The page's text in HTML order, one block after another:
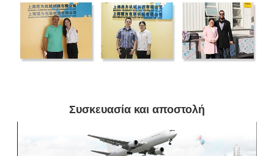
Συσκευασία και αποστολή